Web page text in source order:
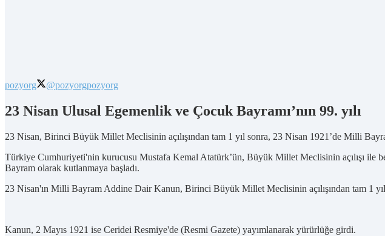
pozyorg @pozyorgpozyorg
23 Nisan Ulusal Egemenlik ve Çocuk Bayramı’nın 99. yılı
23 Nisan, Birinci Büyük Millet Meclisinin açılışından tam 1 yıl sonra, 23 Nisan 1921’de Milli
Türkiye Cumhuriyeti'nin kurucusu Mustafa Kemal Atatürk’ün, Büyük Millet Meclisinin açılışı
Bayram olarak kutlanmaya başladı.
23 Nisan'ın Milli Bayram Addine Dair Kanun, Birinci Büyük Millet Meclisinin açılışından tam 1
Kanun, 2 Mayıs 1921 ise Ceridei Resmiye'de (Resmi Gazete) yayımlanarak yürürlüğe girdi.